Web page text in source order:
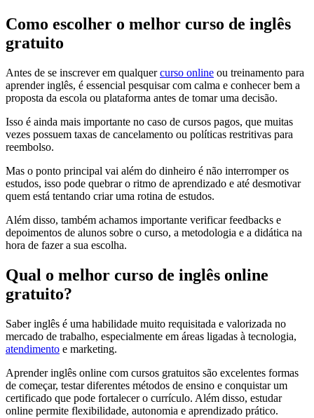
Como escolher o melhor curso de inglês
gratuito
Antes de se inscrever em qualquercurso online ou treinamento para
aprender inglês, é essencial pesquisar com calma e conhecer bem a
proposta da escola ou plataforma antes de tomar uma decisão.
Isso é ainda mais importante no caso de cursos pagos, que muitas
vezes possuem taxas de cancelamento ou políticas restritivas para
reembolso.
Mas o ponto principal vai além do dinheiro é não interromper os
estudos, isso pode quebrar o ritmo de aprendizado e até desmotivar
quem está tentando criar uma rotina de estudos.
Além disso, também achamos importante verificar feedbacks e
depoimentos de alunos sobre o curso, a metodologia e a didática na
hora de fazer a sua escolha.
Qual o melhor curso de inglês online
gratuito?
Saber inglês é uma habilidade muito requisitada e valorizada no
mercado de trabalho, especialmente em áreas ligadas à tecnologia,
atendimento e marketing.
Aprender inglês online com cursos gratuitos são excelentes formas
de começar, testar diferentes métodos de ensino e conquistar um
certificado que pode fortalecer o currículo. Além disso, estudar
online permite flexibilidade, autonomia e aprendizado prático.